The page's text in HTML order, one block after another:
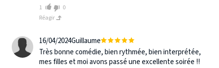
1
0
Réagir
16/04/2024Guillaume
Très bonne comédie, bien rythmée, bien interprétée,
mes filles et moi avons passé une excellente soirée !!